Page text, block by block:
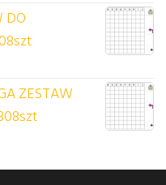
DO
140,00 zł.
wynosi: 120,00 zł.
ZESTAW